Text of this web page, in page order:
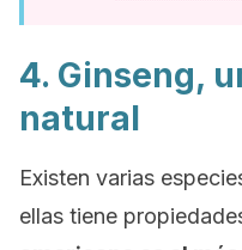
4. Ginseng,
natural
Existen varias
ellas tiene